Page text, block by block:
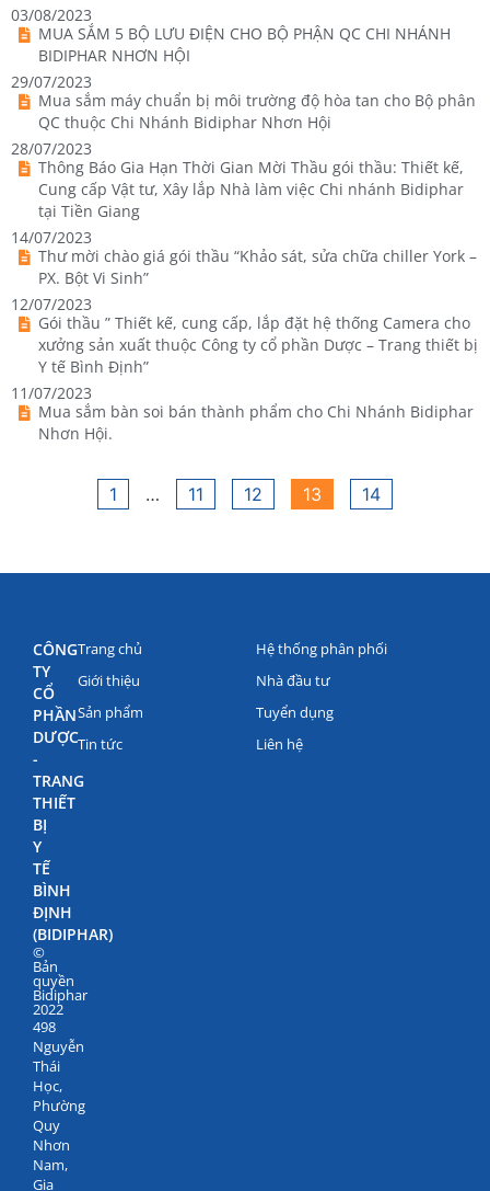
03/08/2023
MUA SẮM 5 BỘ LƯU ĐIỆN CHO BỘ PHẬN QC CHI NHÁNH
BIDIPHAR NHƠN HỘI
29/07/2023
Mua sắm máy chuẩn bị môi trường độ hòa tan cho Bộ phân
QC thuộc Chi Nhánh Bidiphar Nhơn Hội
28/07/2023
Thông Báo Gia Hạn Thời Gian Mời Thầu gói thầu: Thiết kế,
Cung cấp Vật tư, Xây lắp Nhà làm việc Chi nhánh Bidiphar
tại Tiền Giang
14/07/2023
Thư mời chào giá gói thầu “Khảo sát, sửa chữa chiller York –
PX. Bột Vi Sinh”
12/07/2023
Gói thầu ” Thiết kế, cung cấp, lắp đặt hệ thống Camera cho
xưởng sản xuất thuộc Công ty cổ phần Dược – Trang thiết bị
Y tế Bình Định”
11/07/2023
Mua sắm bàn soi bán thành phẩm cho Chi Nhánh Bidiphar
Nhơn Hội.
1 … 11 12 13 14
CÔNG
TY
CỔ
PHẦN
DƯỢC
-
TRANG
THIẾT
BỊ
Y
TẾ
BÌNH
ĐỊNH
(BIDIPHAR)
©
Bản
quyền
Bidiphar
2022
498
Nguyễn
Thái
Học,
Phường
Quy
Nhơn
Nam,
Gia
Trang chủ
Giới thiệu
Sản phẩm
Tin tức
Hệ thống phân phối
Nhà đầu tư
Tuyển dụng
Liên hệ